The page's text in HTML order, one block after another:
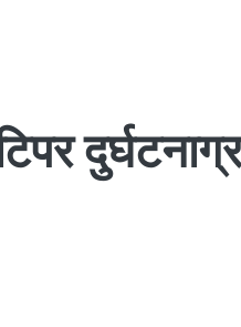
टिपर